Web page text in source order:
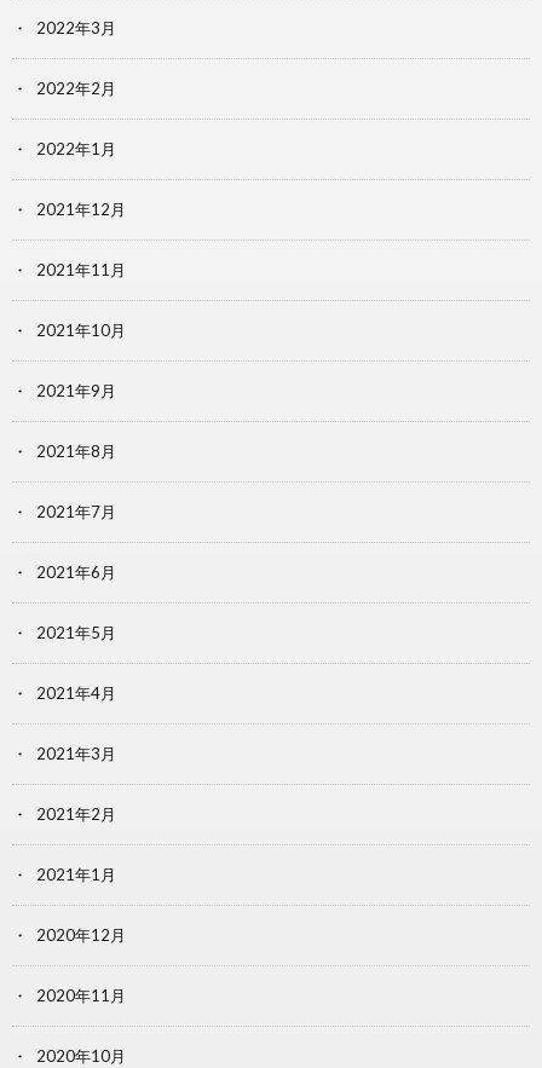
2022年3月
2022年2月
2022年1月
2021年12月
2021年11月
2021年10月
2021年9月
2021年8月
2021年7月
2021年6月
2021年5月
2021年4月
2021年3月
2021年2月
2021年1月
2020年12月
2020年11月
2020年10月